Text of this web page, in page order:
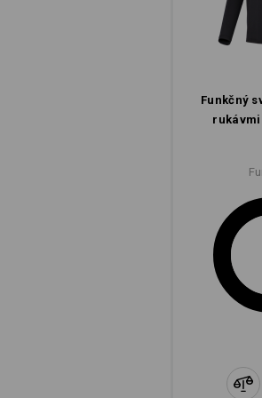
Kto
UV
pri
Funkčný
rukávmi